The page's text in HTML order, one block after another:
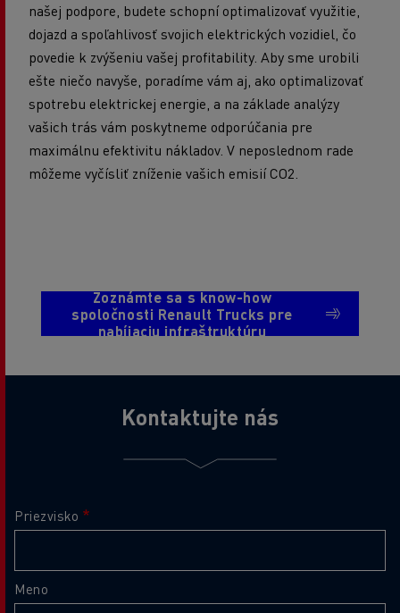
našej podpore, budete schopní optimalizovať využitie,
dojazd a spoľahlivosť svojich elektrických vozidiel, čo
povedie k zvýšeniu vašej profitability. Aby sme urobili
ešte niečo navyše, poradíme vám aj, ako optimalizovať
spotrebu elektrickej energie, a na základe analýzy
vašich trás vám poskytneme odporúčania pre
maximálnu efektivitu nákladov. V neposlednom rade
môžeme vyčísliť zníženie vašich emisií CO2.
Zoznámte sa s know-how
spoločnosti Renault Trucks pre
nabíjaciu infraštruktúru
Kontaktujte nás
Priezvisko
Meno